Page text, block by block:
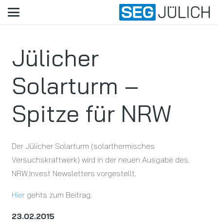
Jülicher
Solarturm –
Spitze für NRW
Der Jülicher Solarturm (solarthermisches
Versuchskraftwerk) wird in der neuen Ausgabe des
NRW.Invest Newsletters vorgestellt.
Hier gehts zum Beitrag.
23.02.2015